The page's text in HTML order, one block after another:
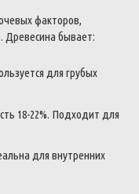
факторов,
Древесина бывает:
для грубых
18-22%. Подходит для
для внутренних